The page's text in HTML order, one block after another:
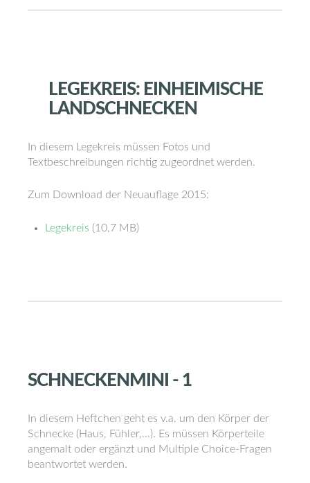
LEGEKREIS: EINHEIMISCHE
LANDSCHNECKEN
In diesem Legekreis müssen Fotos und
Textbeschreibungen richtig zugeordnet werden.
Zum Download der Neuauflage 2015:
Legekreis (10,7 MB)
SCHNECKENMINI - 1
In diesem Heftchen geht es v.a. um den Körper der
Schnecke (Haus, Fühler,...). Es müssen Körperteile
angemalt oder ergänzt und Multiple Choice-Fragen
beantwortet werden.